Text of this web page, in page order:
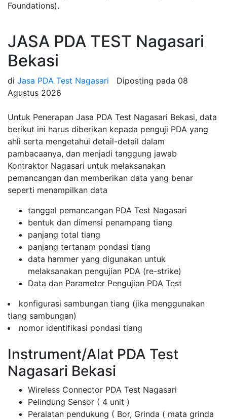
Foundations).
JASA PDA TEST Nagasari
Bekasi
di Jasa PDA Test Nagasari Diposting pada 08
Agustus 2026
Untuk Penerapan Jasa PDA Test Nagasari Bekasi, data
berikut ini harus diberikan kepada penguji PDA yang
ahli serta mengetahui detail-detail dalam
pambacaanya, dan menjadi tanggung jawab
Kontraktor Nagasari untuk melaksanakan
pemancangan dan memberikan data yang benar
seperti menampilkan data
tanggal pemancangan PDA Test Nagasari
bentuk dan dimensi penampang tiang
panjang total tiang
panjang tertanam pondasi tiang
data hammer yang digunakan untuk
melaksanakan pengujian PDA (re-strike)
Data dan Parameter Pengujian PDA Test
konfigurasi sambungan tiang (jika menggunakan
tiang sambungan)
nomor identifikasi pondasi tiang
Instrument/Alat PDA Test
Nagasari Bekasi
Wireless Connector PDA Test Nagasari
Pelindung Sensor ( 4 unit )
Peralatan pendukung ( Bor, Grinda ( mata grinda